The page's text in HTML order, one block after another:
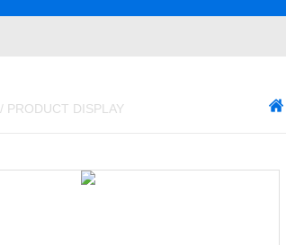
/ PRODUCT DISPLAY